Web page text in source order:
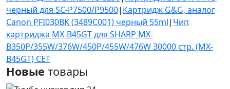
черный для SC-P7500/P9500| Картридж G&G, аналог
Canon PFI030BK (3489C001) черный 55ml| Чип
картриджа MX-B45GT для SHARP MX-
B350P/355W/376W/450P/455W/476W 30000 стр. (MX-
B45GT) CET
Новые товары